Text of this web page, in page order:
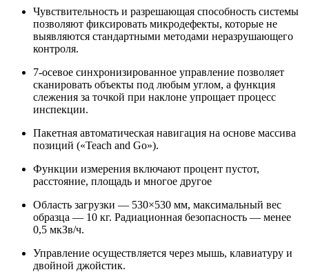
Чувствительность и разрешающая способность системы
позволяют фиксировать микродефекты, которые не
выявляются стандартными методами неразрушающего
контроля.
7-осевое синхронизированное управление позволяет
сканировать объекты под любым углом, а функция
слежения за точкой при наклоне упрощает процесс
инспекции.
Пакетная автоматическая навигация на основе массива
позиций («Teach and Go»).
Функции измерения включают процент пустот,
расстояние, площадь и многое другое
Область загрузки — 530×530 мм, максимальный вес
образца — 10 кг. Радиационная безопасность — менее
0,5 мкЗв/ч.
Управление осуществляется через мышь, клавиатуру и
двойной джойстик.